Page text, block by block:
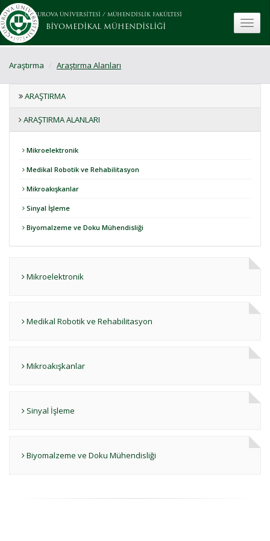
ÇUKUROVA ÜNİVERSİTESİ / MÜHENDİSLİK FAKÜLTESİ
BİYOMEDİKAL MÜHENDİSLİĞİ
Araştırma Araştırma Alanları
ARAŞTIRMA
ARAŞTIRMA ALANLARI
Mikroelektronik
Medikal Robotik ve Rehabilitasyon
Mikroakışkanlar
Sinyal İşleme
Biyomalzeme ve Doku Mühendisliği
Mikroelektronik
Medikal Robotik ve Rehabilitasyon
Mikroakışkanlar
Sinyal İşleme
Biyomalzeme ve Doku Mühendisliği